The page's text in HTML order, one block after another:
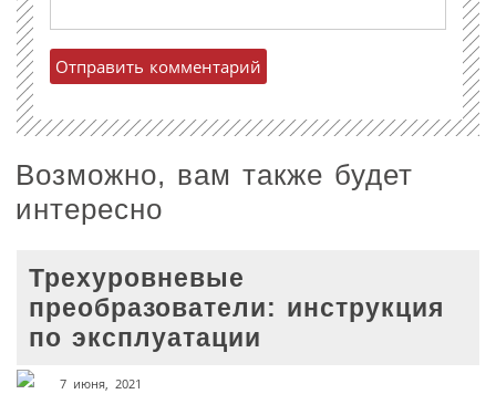
Возможно, вам также будет
интересно
Трехуровневые
преобразователи: инструкция
по эксплуатации
7 июня, 2021